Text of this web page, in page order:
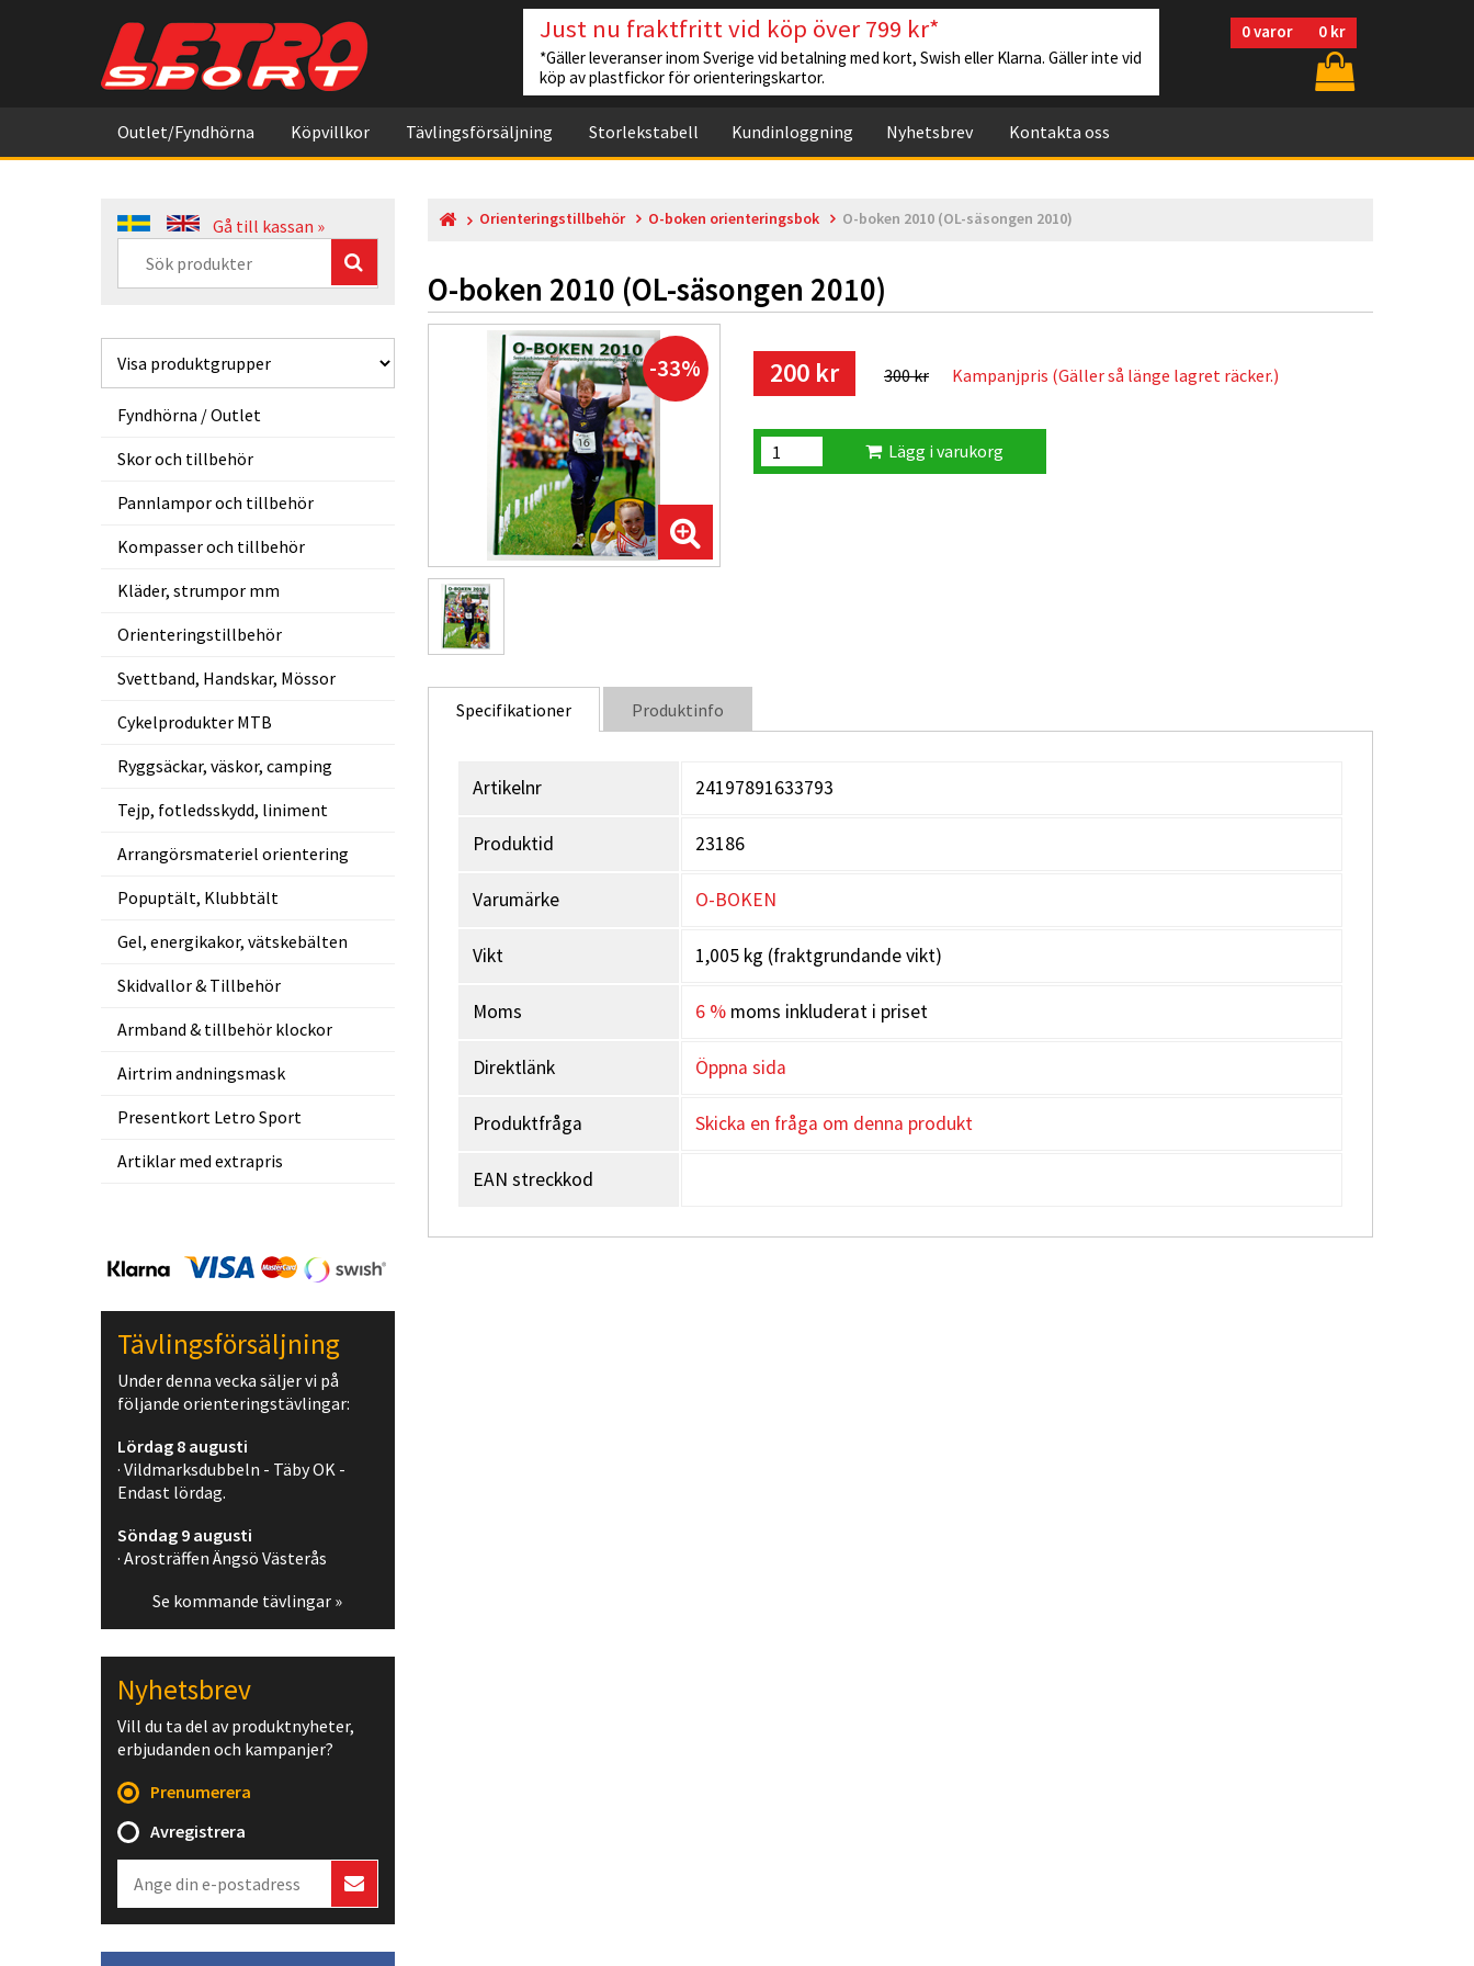
0varor 0 kr
Just nu fraktfritt vid köp över 799 kr*
*Gäller leveranser inom Sverige vid betalning med kort, Swish eller Klarna. Gäller inte vid
köp av plastfickor för orienteringskartor.
Outlet/Fyndhörna Köpvillkor Tävlingsförsäljning Storlekstabell Kundinloggning Nyhetsbrev Kontakta oss
Gå till kassan »
Fyndhörna / Outlet
Skor och tillbehör
Pannlampor och tillbehör
Kompasser och tillbehör
Kläder, strumpor mm
Orienteringstillbehör
Svettband, Handskar, Mössor
Cykelprodukter MTB
Ryggsäckar, väskor, camping
Tejp, fotledsskydd, liniment
Arrangörsmateriel orientering
Popuptält, Klubbtält
Gel, energikakor, vätskebälten
Skidvallor & Tillbehör
Armband & tillbehör klockor
Airtrim andningsmask
Presentkort Letro Sport
Artiklar med extrapris
Orienteringstillbehör O-boken orienteringsbok O-boken 2010 (OL-säsongen 2010)
O-boken 2010 (OL-säsongen 2010)
-33% 200 kr 300 kr Kampanjpris (Gäller så länge lagret räcker.)
Lägg i varukorg
Specifikationer Produktinfo
Artikelnr 24197891633793
Produktid 23186
Varumärke O-BOKEN
Vikt 1,005 kg (fraktgrundande vikt)
Moms 6 %moms inkluderat i priset
Direktlänk Öppna sida
Produktfråga Skicka en fråga om denna produkt
EAN streckkod
Tävlingsförsäljning
Under denna vecka säljer vi på
följande orienteringstävlingar:
Lördag 8 augusti
· Vildmarksdubbeln - Täby OK -
Endast lördag.
Söndag 9 augusti
· Arosträffen Ängsö Västerås
Se kommande tävlingar »
Nyhetsbrev
Vill du ta del av produktnyheter,
erbjudanden och kampanjer?
Prenumerera
Avregistrera